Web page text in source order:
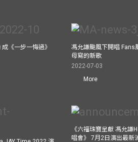
《一步一悔過》
馮允謙颱風下開唱 Fans
母寫的新歌
2022-07-03
More
《六福珠寶呈獻 馮允謙
唱會》 7月2日演出最新